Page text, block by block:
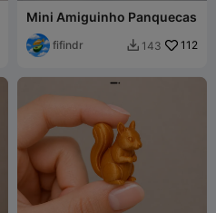
Mini Amiguinho Panquecas
fifindr  143 112